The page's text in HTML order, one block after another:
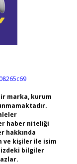
marka, kurum
haber niteliği
hakkında
ve kişiler ile isim
bilgiler